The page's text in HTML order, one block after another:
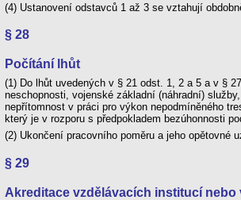
(4) Ustanovení odstavců 1 až 3 se vztahují
§ 28
Počítání lhůt
(1) Do lhůt uvedených v § 21 odst. 1, 2 a 5 a v §
neschopnosti, vojenské základní (náhradní)
nepřítomnost v práci pro výkon nepodmíněného
který je v rozporu s předpokladem bezúhonnosti
(2) Ukončení pracovního poměru a jeho opětovné
§ 29
Akreditace vzdělávacích institucí